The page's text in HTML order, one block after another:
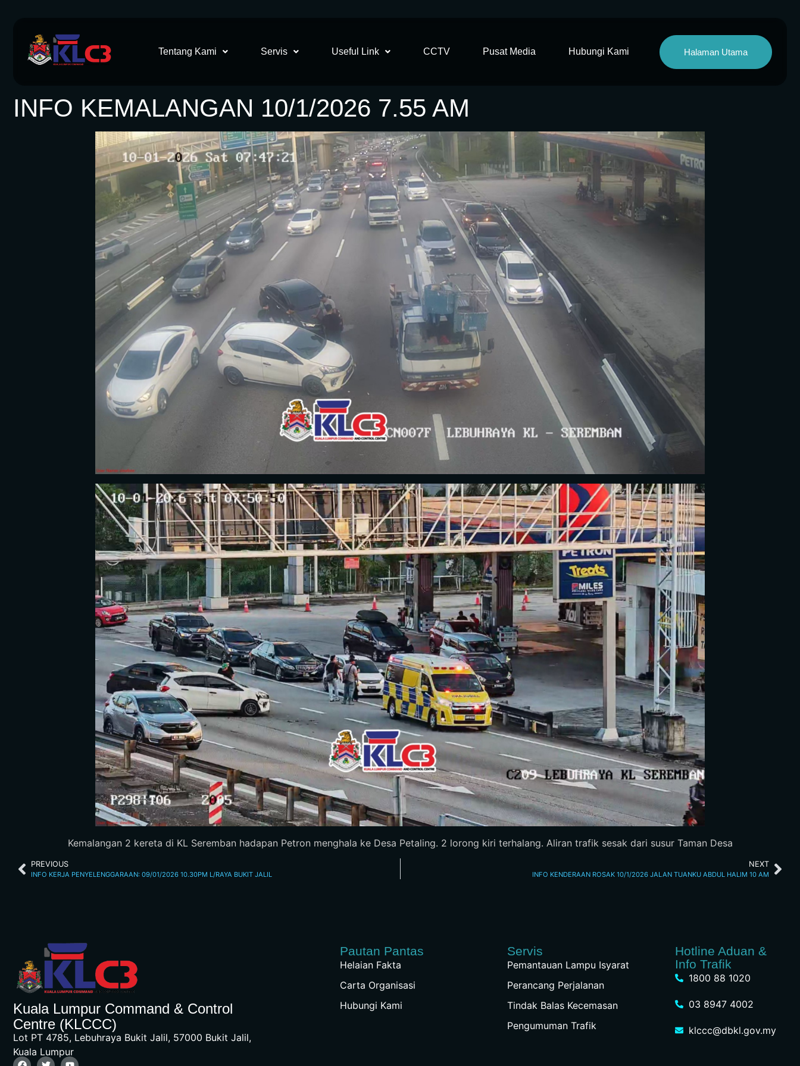
Tentang Kami Servis Useful Link CCTV Pusat Media Hubungi Kami Halaman Utama
INFO KEMALANGAN 10/1/2026 7.55 AM
Kemalangan 2 kereta di KL Seremban hadapan Petron menghala ke Desa Petaling. 2 lorong kiri terhalang. Aliran trafik sesak dari susur Taman Desa
PREVIOUS
INFO KERJA PENYELENGGARAAN: 09/01/2026 10.30PM L/RAYA BUKIT JALIL
NEXT
INFO KENDERAAN ROSAK 10/1/2026 JALAN TUANKU ABDUL HALIM 10 AM
Kuala Lumpur Command & Control
Centre (KLCCC)
Lot PT 4785, Lebuhraya Bukit Jalil, 57000 Bukit Jalil,
Kuala Lumpur
Pautan Pantas
Helaian Fakta
Carta Organisasi
Hubungi Kami
Servis
Pemantauan Lampu Isyarat
Perancang Perjalanan
Tindak Balas Kecemasan
Pengumuman Trafik
Hotline Aduan &
Info Trafik
1800 88 1020
03 8947 4002
klccc@dbkl.gov.my